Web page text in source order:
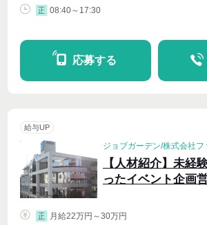
正 08:40～17:30
応募する
給与UP
ジョブガーデン/株式会社
【人材紹介】未経
ったイベント企画
正
月給22万円～30万円